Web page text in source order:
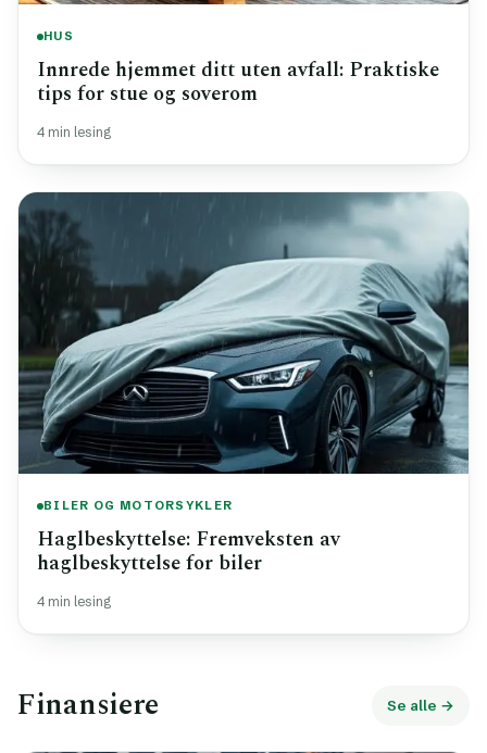
HUS
Innrede hjemmet ditt uten avfall: Praktiske
tips for stue og soverom
4 min lesing
BILER OG MOTORSYKLER
Haglbeskyttelse: Fremveksten av
haglbeskyttelse for biler
4 min lesing
Finansiere Se alle →